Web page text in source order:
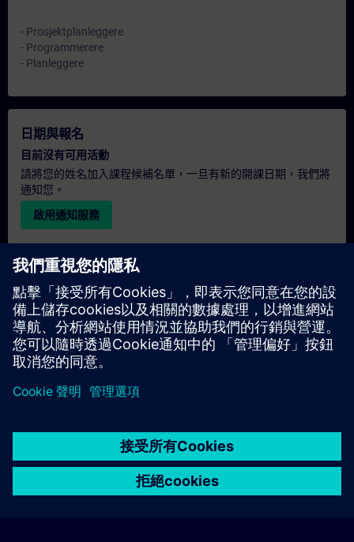
explore
- Prosjektplanleggere
- Programmerere
- Planleggere
日期與報名
目前沒有可用活動
請將您的姓名加入課程候補名單，一旦有新的開課日期，我們將
通知您。
啟用通知服務
個人化報價
若您需要此培訓課程的標準報價單（例如供採購部門使用），請
點擊下方連結。您需先提供一些個人資料，之後我們將透過電子
郵件寄送報價單給您。
提供報價